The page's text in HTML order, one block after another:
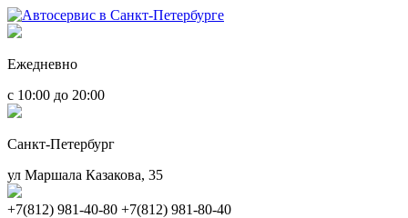
Ежедневно
с 10:00 до 20:00
Санкт-Петербург
ул Маршала Казакова, 35
+7(812) 981-40-80 +7(812) 981-80-40